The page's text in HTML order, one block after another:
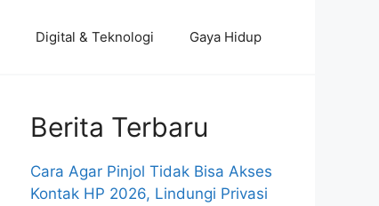
Digital & Teknologi Gaya Hidup
Berita Terbaru
Cara Agar Pinjol Tidak Bisa Akses
Kontak HP 2026, Lindungi Privasi